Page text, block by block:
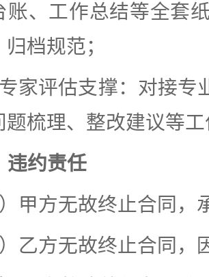
账、工作总结等全套
档规范；
家评估支撑：对接专
题梳理、整改建议等
违约责任
）甲方无故终止合同
）乙方无故终止合同